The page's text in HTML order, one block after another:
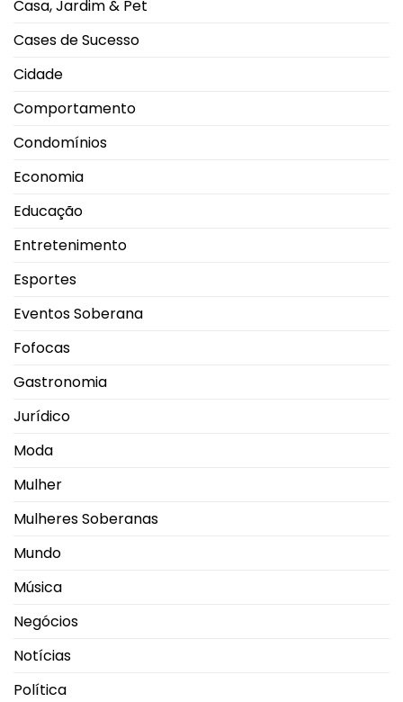
durante
Brasileiro
Casa, Jardim & Pet
Cases de Sucesso
Cidade
Comportamento
Condomínios
Economia
Educação
Entretenimento
Esportes
Eventos Soberana
Fofocas
Gastronomia
Jurídico
Moda
Mulher
Mulheres Soberanas
Mundo
Música
Negócios
Notícias
Política